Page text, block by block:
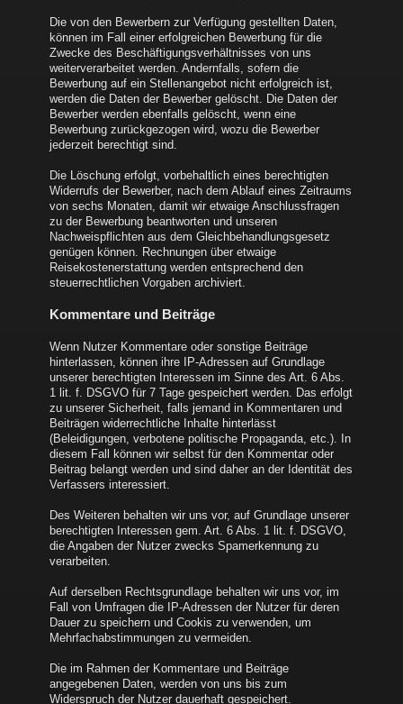
Die von den Bewerbern zur Verfügung gestellten Daten,
können im Fall einer erfolgreichen Bewerbung für die
Zwecke des Beschäftigungsverhältnisses von uns
weiterverarbeitet werden. Andernfalls, sofern die
Bewerbung auf ein Stellenangebot nicht erfolgreich ist,
werden die Daten der Bewerber gelöscht. Die Daten der
Bewerber werden ebenfalls gelöscht, wenn eine
Bewerbung zurückgezogen wird, wozu die Bewerber
jederzeit berechtigt sind.
Die Löschung erfolgt, vorbehaltlich eines berechtigten
Widerrufs der Bewerber, nach dem Ablauf eines Zeitraums
von sechs Monaten, damit wir etwaige Anschlussfragen
zu der Bewerbung beantworten und unseren
Nachweispflichten aus dem Gleichbehandlungsgesetz
genügen können. Rechnungen über etwaige
Reisekostenerstattung werden entsprechend den
steuerrechtlichen Vorgaben archiviert.
Kommentare und Beiträge
Wenn Nutzer Kommentare oder sonstige Beiträge
hinterlassen, können ihre IP-Adressen auf Grundlage
unserer berechtigten Interessen im Sinne des Art. 6 Abs.
1 lit. f. DSGVO für 7 Tage gespeichert werden. Das erfolgt
zu unserer Sicherheit, falls jemand in Kommentaren und
Beiträgen widerrechtliche Inhalte hinterlässt
(Beleidigungen, verbotene politische Propaganda, etc.). In
diesem Fall können wir selbst für den Kommentar oder
Beitrag belangt werden und sind daher an der Identität des
Verfassers interessiert.
Des Weiteren behalten wir uns vor, auf Grundlage unserer
berechtigten Interessen gem. Art. 6 Abs. 1 lit. f. DSGVO,
die Angaben der Nutzer zwecks Spamerkennung zu
verarbeiten.
Auf derselben Rechtsgrundlage behalten wir uns vor, im
Fall von Umfragen die IP-Adressen der Nutzer für deren
Dauer zu speichern und Cookis zu verwenden, um
Mehrfachabstimmungen zu vermeiden.
Die im Rahmen der Kommentare und Beiträge
angegebenen Daten, werden von uns bis zum
Widerspruch der Nutzer dauerhaft gespeichert.